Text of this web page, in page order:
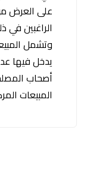
على العرض
الراغبين في
وتشمل
يدخل فيها
أصحاب
المبيعات